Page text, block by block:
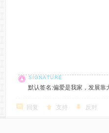
默认签名:偏爱是我家，发展
回复 支持 反对